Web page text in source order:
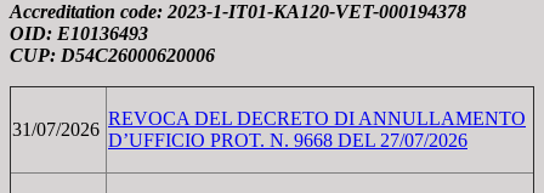
Accreditation code: 2023-1-IT01-KA120-VET-000194378
OID: E10136493
CUP: D54C26000620006
31/07/2026
REVOCA DEL DECRETO DI ANNULLAMENTO
D’UFFICIO PROT. N. 9668 DEL 27/07/2026